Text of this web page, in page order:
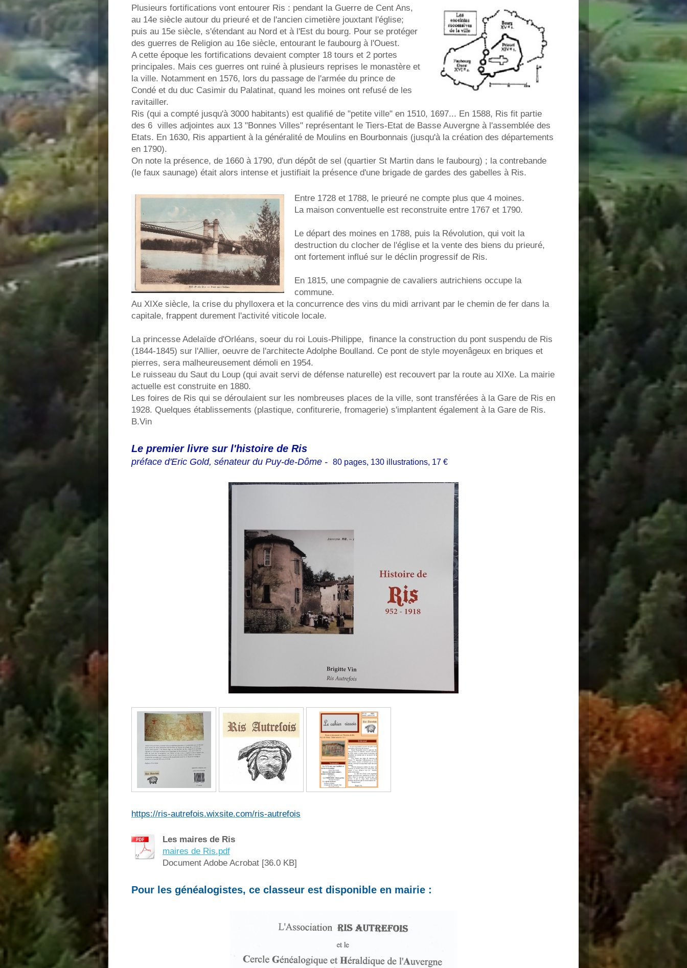
Plusieurs fortifications vont entourer Ris : pendant la Guerre de Cent Ans,
au 14e siècle autour du prieuré et de l'ancien cimetière jouxtant l'église;
puis au 15e siècle, s'étendant au Nord et à l'Est du bourg. Pour se protéger
des guerres de Religion au 16e siècle, entourant le faubourg à l'Ouest.
A cette époque les fortifications devaient compter 18 tours et 2 portes
principales. Mais ces guerres ont ruiné à plusieurs reprises le monastère et
la ville. Notamment en 1576, lors du passage de l'armée du prince de
Condé et du duc Casimir du Palatinat, quand les moines ont refusé de les
ravitailler.
Ris (qui a compté jusqu'à 3000 habitants) est qualifié de "petite ville" en 1510, 1697... En 1588, Ris fit partie
des 6 villes adjointes aux 13 "Bonnes Villes" représentant le Tiers-Etat de Basse Auvergne à l'assemblée des
Etats. En 1630, Ris appartient à la généralité de Moulins en Bourbonnais (jusqu'à la création des départements
en 1790).
On note la présence, de 1660 à 1790, d'un dépôt de sel (quartier St Martin dans le faubourg) ; la contrebande
(le faux saunage) était alors intense et justifiait la présence d'une brigade de gardes des gabelles à Ris.
Entre 1728 et 1788, le prieuré ne compte plus que 4 moines.
La maison conventuelle est reconstruite entre 1767 et 1790.
Le départ des moines en 1788, puis la Révolution, qui voit la
destruction du clocher de l'église et la vente des biens du prieuré,
ont fortement influé sur le déclin progressif de Ris.
En 1815, une compagnie de cavaliers autrichiens occupe la
commune.
Au XIXe siècle, la crise du phylloxera et la concurrence des vins du midi arrivant par le chemin de fer dans la
capitale, frappent durement l'activité viticole locale.
La princesse Adelaïde d'Orléans, soeur du roi Louis-Philippe, finance la construction du pont suspendu de Ris
(1844-1845) sur l'Allier, oeuvre de l'architecte Adolphe Boulland. Ce pont de style moyenâgeux en briques et
pierres, sera malheureusement démoli en 1954.
Le ruisseau du Saut du Loup (qui avait servi de défense naturelle) est recouvert par la route au XIXe. La mairie
actuelle est construite en 1880.
Les foires de Ris qui se déroulaient sur les nombreuses places de la ville, sont transférées à la Gare de Ris en
1928. Quelques établissements (plastique, confiturerie, fromagerie) s'implantent également à la Gare de Ris.
B.Vin
Le premier livre sur l'histoire de Ris
préface d'Eric Gold, sénateur du Puy-de-Dôme - 80 pages, 130 illustrations, 17 €
https://ris-autrefois.wixsite.com/ris-autrefois
Les maires de Ris
maires de Ris.pdf
Document Adobe Acrobat [36.0 KB]
Pour les généalogistes, ce classeur est disponible en mairie :